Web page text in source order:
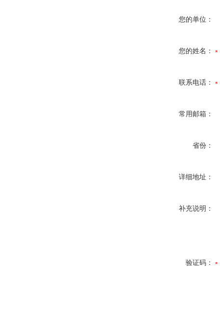
您的单位：
您的姓名：
联系电话：
常用邮箱：
省份：
详细地址：
补充说明：
验证码：